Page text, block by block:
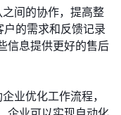
间的协作，提高整
的需求和反馈记录
信息提供更好的售后
业优化工作流程，